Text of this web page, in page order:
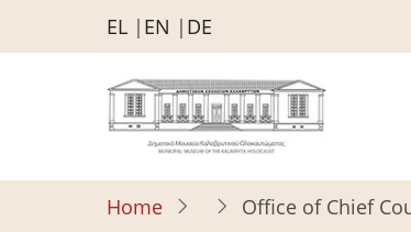
to
EL EN DE
Home Office of Chief